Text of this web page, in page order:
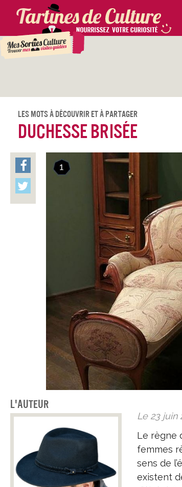
Les Mots À Découvrir Et À Partager
Duchesse brisée
L'auteur
Le 23 juin
Le règne
femmes
sens de
existent